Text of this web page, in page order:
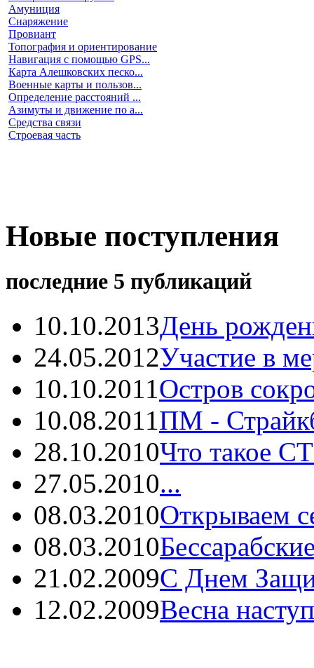
Амуниция
Снаряжение
Провиант
Топография и ориентирование
Навигация с помощью GPS...
Карта Алешковских песко...
Военные карты и пользов...
Определение расстояний ...
Азимуты и движение по а...
Средства связи
Строевая часть
Новые поступления
последние 5 публикаций
10.10.2013День
24.05.2012Участие в
10.10.2011Остров
10.08.2011ПМ -
28.10.2010Что такое
27.05.2010...
08.03.2010Открываем
08.03.2010
21.02.2009С Днем
12.02.2009Весна